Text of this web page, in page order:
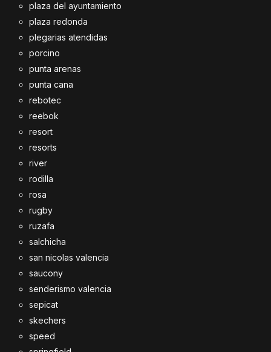
plaza del ayuntamiento
plaza redonda
plegarias atendidas
porcino
punta arenas
punta cana
rebotec
reebok
resort
resorts
river
rodilla
rosa
rugby
ruzafa
salchicha
san nicolas valencia
saucony
senderismo valencia
sepicat
skechers
speed